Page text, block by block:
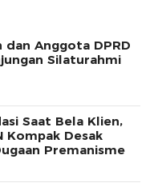
Anggota DPRD
Silaturahmi
Saat Bela Klien,
Kompak Desak
Premanisme